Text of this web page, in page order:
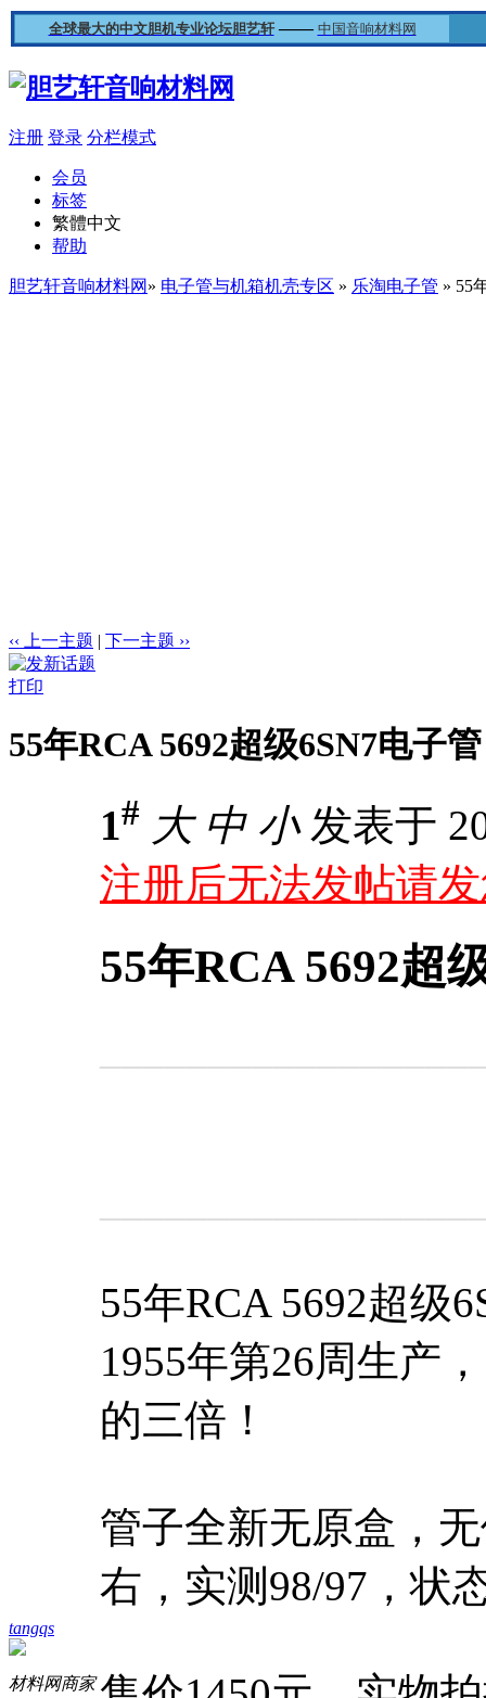
全球最大的中文胆机专业论坛胆艺轩—— 中国音响材料网
注册 登录 分栏模式
会员
标签
繁體中文
帮助
胆艺轩音响材料网 » 电子管与机箱机壳专区 » 乐淘电子管 » 55
‹‹ 上一主题 | 下一主题 ››
打印
55年RCA 5692超级6SN7电子管
tangqs
材料网商家
1# 大 中 小发表于
注册后无法发帖请
55年RCA 5692超
55年RCA 5692超级
1955年第26周生产
的三倍！
管子全新无原盒，
右，实测98/97，状